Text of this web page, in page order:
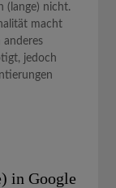
(lange) nicht.
macht
anderes
jedoch
in Google